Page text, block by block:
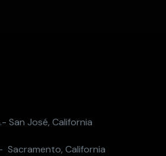
San José, California
Sacramento, California